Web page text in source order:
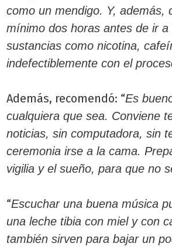
como un mendigo. Y, además,
mínimo dos horas antes de ir a
sustancias como nicotina,
indefectiblemente con el
Además, recomendó: “Es
cualquiera que sea. Conviene
noticias, sin computadora, sin
ceremonia irse a la cama.
vigilia y el sueño, para que no
“Escuchar una buena música
una leche tibia con miel y con
también sirven para bajar un